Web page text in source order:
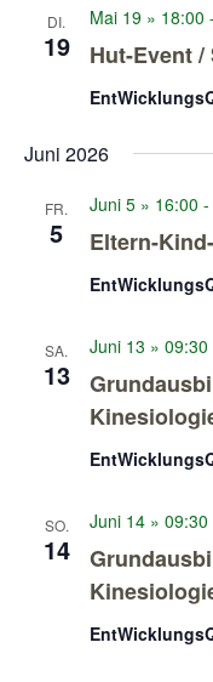
DI.
19 Hut-Event
Mai 19 » 18:00 -
Juni 2026
FR.
5 Eltern-
Juni 5 » 16:00 -
SA.
13
Juni 13 » 09:30
SO.
14
Juni 14 » 09:30